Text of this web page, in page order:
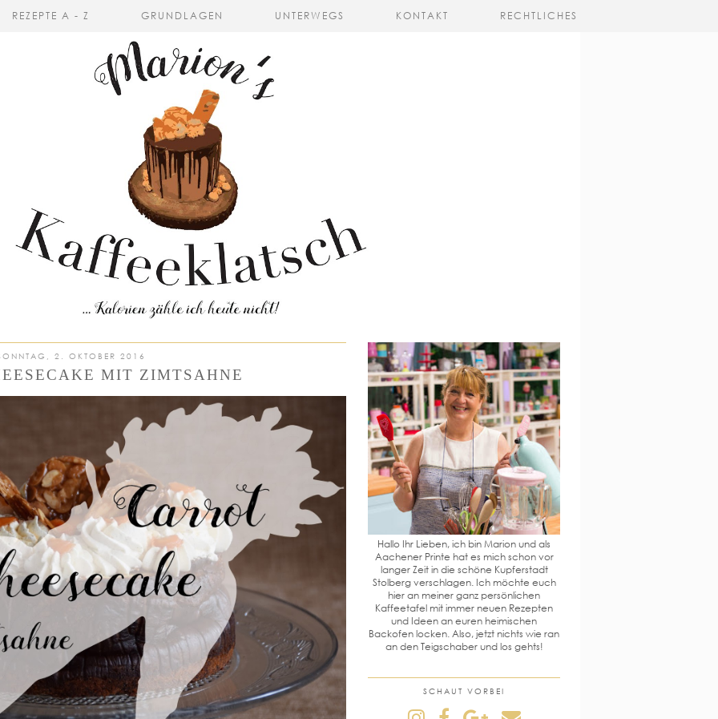
REZEPTE A - Z GRUNDLAGEN UNTERWEGS KONTAKT RECHTLICHES
2. OKTOBER 2016
MIT ZIMTSAHNE
Hallo Ihr Lieben, ich bin Marion und als
Aachener Printe hat es mich schon vor
langer Zeit in die schöne Kupferstadt
Stolberg verschlagen. Ich möchte euch
hier an meiner ganz persönlichen
Kaffeetafel mit immer neuen Rezepten
und Ideen an euren heimischen
Backofen locken. Also, jetzt nichts wie ran
an den Teigschaber und los gehts!
SCHAUT VORBEI